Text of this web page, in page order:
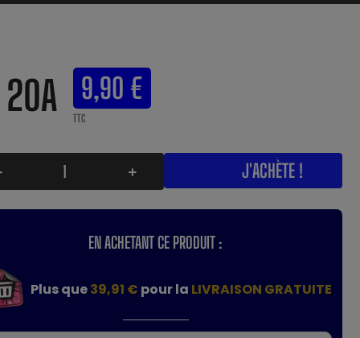
9,90 €
TTC
+ J'ACHÈTE !
EN ACHETANT CE PRODUIT :
Plus que39,91 € pour la LIVRAISON GRATUITE